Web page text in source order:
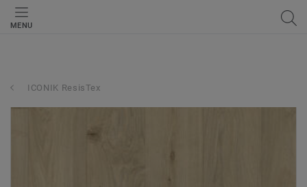
MENU
ICONIK ResisTex